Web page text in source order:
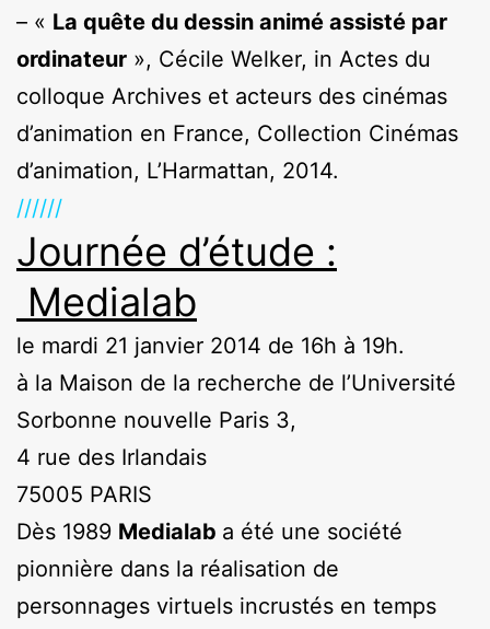
– « La quête du dessin animé assisté par
ordinateur », Cécile Welker, in Actes du
colloque Archives et acteurs des cinémas
d’animation en France, Collection Cinémas
d’animation, L’Harmattan, 2014.
//////
Journée d’étude :
Medialab
le mardi 21 janvier 2014 de 16h à 19h.
à la Maison de la recherche de l’Université
Sorbonne nouvelle Paris 3,
4 rue des Irlandais
75005 PARIS
Dès 1989 Medialab a été une société
pionnière dans la réalisation de
personnages virtuels incrustés en temps